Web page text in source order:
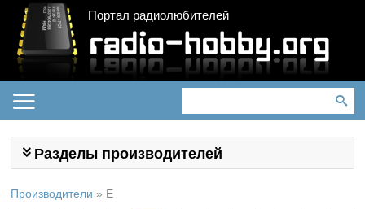
Портал радиолюбителей
Разделы производителей
Производители » E